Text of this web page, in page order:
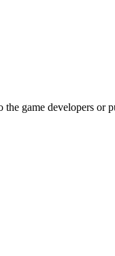
game developers or